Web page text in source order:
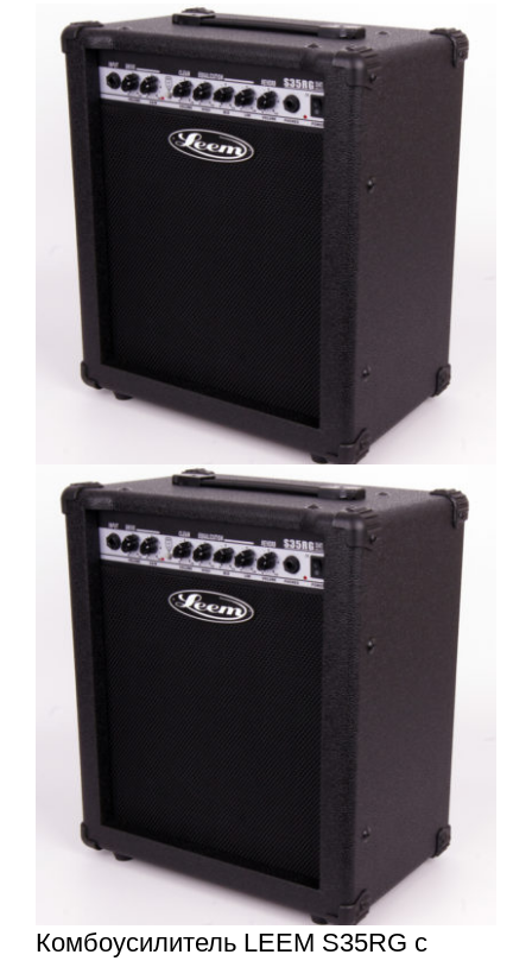
Комбоусилитель LEEM S35RG с